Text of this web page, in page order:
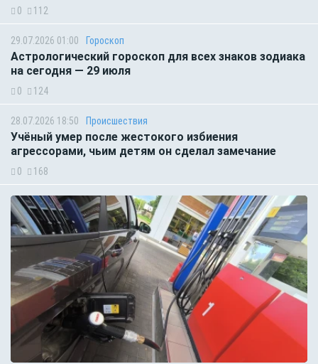
0 112
29.07.2026 01:00 Гороскоп
Астрологический гороскоп для всех знаков зодиака
на сегодня — 29 июля
0 124
28.07.2026 18:50 Происшествия
Учёный умер после жестокого избиения
агрессорами, чьим детям он сделал замечание
0 168